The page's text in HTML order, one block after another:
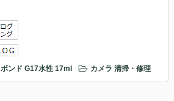
ボンド G17水性 17ml カメラ 清掃・修理